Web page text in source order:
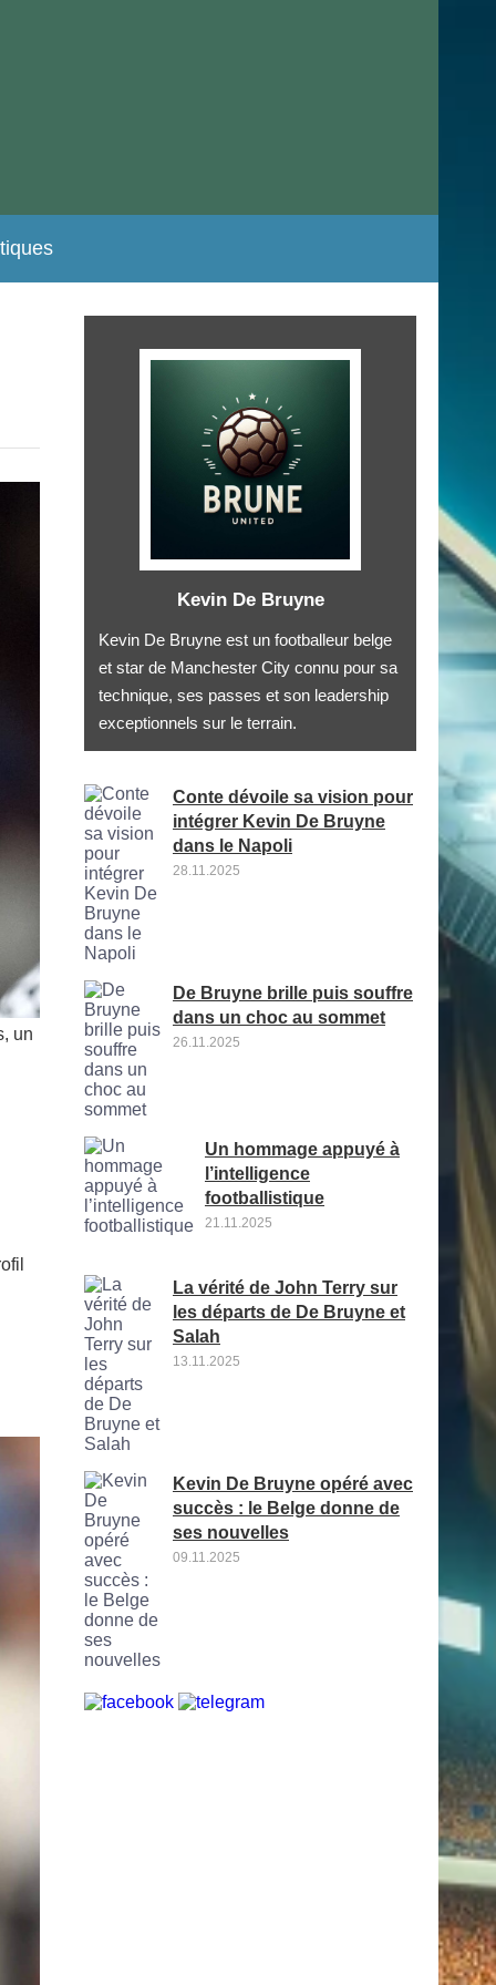
un
Kevin De Bruyne
Kevin De Bruyne est un footballeur belge
et star de Manchester City connu pour sa
technique, ses passes et son leadership
exceptionnels sur le terrain.
Conte dévoile sa vision pour
intégrer Kevin De Bruyne
dans le Napoli
28.11.2025
De Bruyne brille puis souffre
dans un choc au sommet
26.11.2025
Un hommage appuyé à
l’intelligence
footballistique
21.11.2025
La vérité de John Terry sur
les départs de De Bruyne et
Salah
13.11.2025
Kevin De Bruyne opéré avec
succès : le Belge donne de
ses nouvelles
09.11.2025